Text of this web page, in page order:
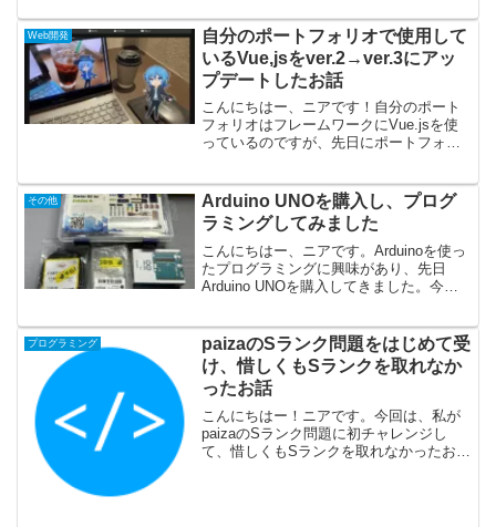
Web開発
自分のポートフォリオで使用して
いるVue,jsをver.2→ver.3にアッ
プデートしたお話
こんにちはー、ニアです！自分のポート
フォリオはフレームワークにVue.jsを使
っているのですが、先日にポートフォリ
3）にアップデートしました。
その他
Arduino UNOを購入し、プログ
ラミングしてみました
こんにちはー、ニアです。Arduinoを使っ
たプログラミングに興味があり、先日
Arduino UNOを購入してきました。今回
していきます。
プログラミング
paizaのSランク問題をはじめて受
け、惜しくもSランクを取れなか
ったお話
こんにちはー！ニアです。今回は、私が
paizaのSランク問題に初チャレンジし
て、惜しくもSランクを取れなかったお話